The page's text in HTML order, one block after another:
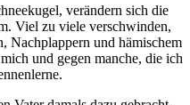
verändern sich die
Viel zu viele verschwinden,
Nachplappern und hämischem
und gegen manche, die ich